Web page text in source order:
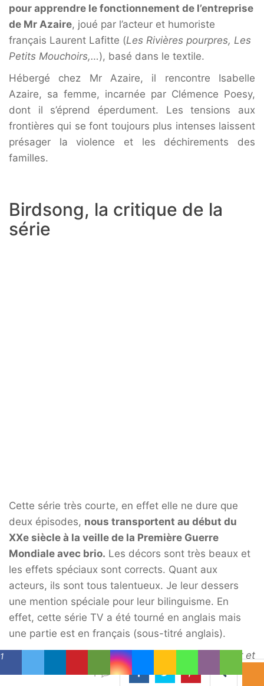
pour apprendre le fonctionnement de l’entreprise
de Mr Azaire, joué par l’acteur et humoriste
français Laurent Lafitte (Les Rivières pourpres, Les
Petits Mouchoirs,…), basé dans le textile.
Hébergé chez Mr Azaire, il rencontre Isabelle
Azaire, sa femme, incarnée par Clémence Poesy,
dont il s’éprend éperdument. Les tensions aux
frontières qui se font toujours plus intenses laissent
présager la violence et les déchirements des
familles.
Birdsong, la critique de la
série
Cette série très courte, en effet elle ne dure que
deux épisodes, nous transportent au début du
XXe siècle à la veille de la Première Guerre
Mondiale avec brio. Les décors sont très beaux et
les effets spéciaux sont corrects. Quant aux
acteurs, ils sont tous talentueux. Je leur dessers
une mention spéciale pour leur bilinguisme. En
effet, cette série TV a été tourné en anglais mais
une partie est en français (sous-titré anglais).
L’actrice française, Clémence Poesy (
Harry Potter et
Guerre et Paix
1
1